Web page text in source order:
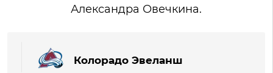
Александра Овечкина.
Колорадо Эвеланш